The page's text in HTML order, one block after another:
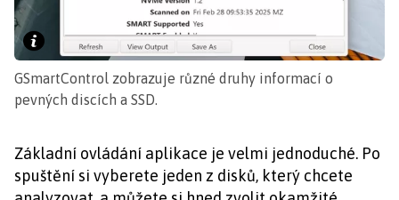
GSmartControl zobrazuje různé druhy informací o
pevných discích a SSD.
Základní ovládání aplikace je velmi jednoduché. Po
spuštění si vyberete jeden z disků, který chcete